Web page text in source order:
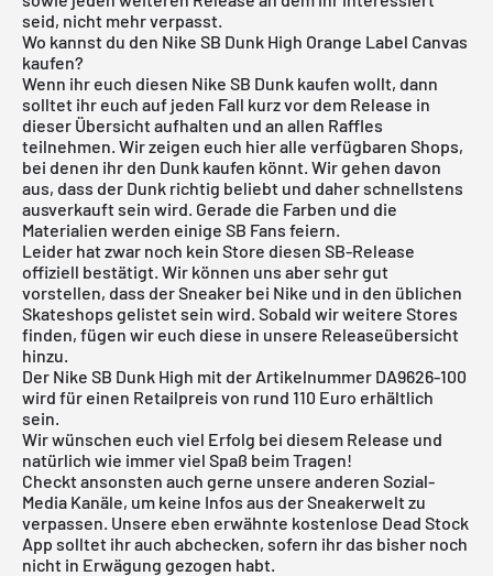
seid, nicht mehr verpasst.
Wo kannst du den Nike SB Dunk High Orange Label Canvas
kaufen?
Wenn ihr euch diesen Nike SB Dunk kaufen wollt, dann
solltet ihr euch auf jeden Fall kurz vor dem Release in
dieser Übersicht aufhalten und an allen Raffles
teilnehmen. Wir zeigen euch hier alle verfügbaren Shops,
bei denen ihr den Dunk kaufen könnt. Wir gehen davon
aus, dass der Dunk richtig beliebt und daher schnellstens
ausverkauft sein wird. Gerade die Farben und die
Materialien werden einige SB Fans feiern.
Leider hat zwar noch kein Store diesen SB-Release
offiziell bestätigt. Wir können uns aber sehr gut
vorstellen, dass der Sneaker bei Nike und in den üblichen
Skateshops gelistet sein wird. Sobald wir weitere Stores
finden, fügen wir euch diese in unsere Releaseübersicht
hinzu.
Der Nike SB Dunk High mit der Artikelnummer DA9626-100
wird für einen Retailpreis von rund 110 Euro erhältlich
sein.
Wir wünschen euch viel Erfolg bei diesem Release und
natürlich wie immer viel Spaß beim Tragen!
Checkt ansonsten auch gerne unsere anderen Sozial-
Media Kanäle, um keine Infos aus der Sneakerwelt zu
verpassen. Unsere eben erwähnte kostenlose Dead Stock
App solltet ihr auch abchecken, sofern ihr das bisher noch
nicht in Erwägung gezogen habt.